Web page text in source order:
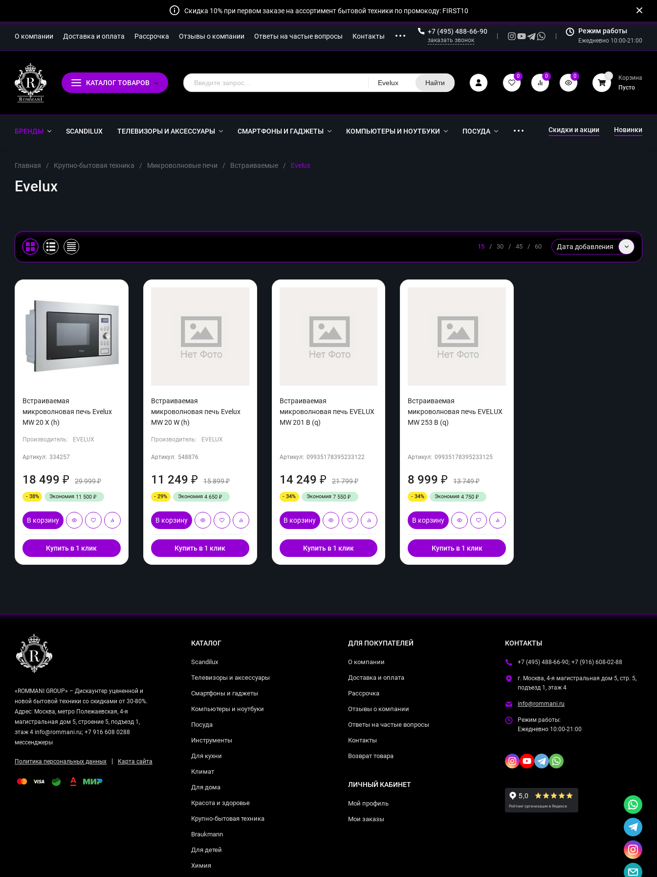
Скидка 10% при первом заказе на ассортимент бытовой техники по промокоду: FIRST10
О компании Доставка и оплата Рассрочка Отзывы о компании Ответы на частые вопросы Контакты
+7 (495) 488-66-90
заказать звонок
Режим работы
Ежедневно 10:00-21:00
КАТАЛОГ ТОВАРОВ Evelux Найти
0 0 0 0
Корзина
Пусто
БРЕНДЫ SCANDILUX ТЕЛЕВИЗОРЫ И АКСЕССУАРЫ СМАРТФОНЫ И ГАДЖЕТЫ КОМПЬЮТЕРЫ И НОУТБУКИ ПОСУДА Скидки и акции Новинки
Главная / Крупно-бытовая техника / Микроволновые печи / Встраиваемые / Evelux
Evelux
15 / 30 / 45 / 60 Дата добавления
Встраиваемая
микроволновая печь Evelux
MW 20 X (h)
Производитель: EVELUX
Артикул: 334257
18 499 ₽ 29 999₽
- 38% Экономия 11 500 ₽
В корзину
Купить в 1 клик
Встраиваемая
микроволновая печь Evelux
MW 20 W (h)
Производитель: EVELUX
Артикул: 548876
11 249 ₽ 15 899₽
- 29% Экономия 4 650 ₽
В корзину
Купить в 1 клик
Встраиваемая
микроволновая печь EVELUX
MW 201 B (q)
Артикул: 09935178395233122
14 249 ₽ 21 799₽
- 34% Экономия 7 550 ₽
В корзину
Купить в 1 клик
Встраиваемая
микроволновая печь EVELUX
MW 253 B (q)
Артикул: 09935178395233125
8 999₽ 13 749₽
- 34% Экономия4 750₽
В корзину
Купить в 1 клик
«ROMMANI GROUP» – Дискаунтер уцененной и
новой бытовой техники со скидками от 30-80%.
Адрес: Москва, метро Полежаевская, 4-я
магистральная дом 5, строение 5, подъезд 1,
этаж 4 info@rommani.ru; +7 916 608 0288
мессенджеры
Политика персональных данных | Карта сайта
КАТАЛОГ
Scandilux
Телевизоры и аксессуары
Смартфоны и гаджеты
Компьютеры и ноутбуки
Посуда
Инструменты
Для кухни
Климат
Для дома
Красота и здоровье
Крупно-бытовая техника
Braukmann
Для детей
Химия
ДЛЯ ПОКУПАТЕЛЕЙ
О компании
Доставка и оплата
Рассрочка
Отзывы о компании
Ответы на частые вопросы
Контакты
Возврат товара
ЛИЧНЫЙ КАБИНЕТ
Мой профиль
Мои заказы
КОНТАКТЫ
+7 (495) 488-66-90; +7 (916) 608-02-88
г. Москва, 4-я магистральная дом 5, стр. 5,
подъезд 1, этаж 4
info@rommani.ru
Режим работы:
Ежедневно 10:00-21:00